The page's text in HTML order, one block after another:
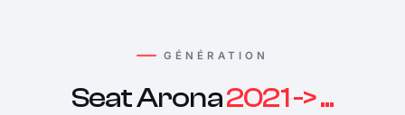
GÉNÉRATION
Seat Arona2021 -> ...